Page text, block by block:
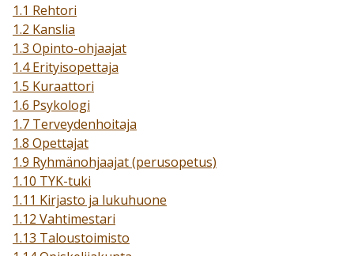
1.1 Rehtori
1.2 Kanslia
1.3 Opinto-ohjaajat
1.4 Erityisopettaja
1.5 Kuraattori
1.6 Psykologi
1.7 Terveydenhoitaja
1.8 Opettajat
1.9 Ryhmänohjaajat (perusopetus)
1.10 TYK-tuki
1.11 Kirjasto ja lukuhuone
1.12 Vahtimestari
1.13 Taloustoimisto